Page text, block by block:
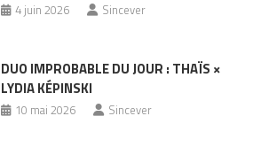
4 juin 2026 Sincever
DUO IMPROBABLE DU JOUR : THAÏS ×
LYDIA KÉPINSKI
10 mai 2026 Sincever